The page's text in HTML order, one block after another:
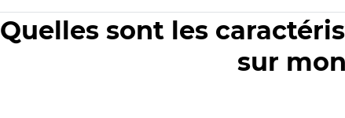
Quelles sont les
sur